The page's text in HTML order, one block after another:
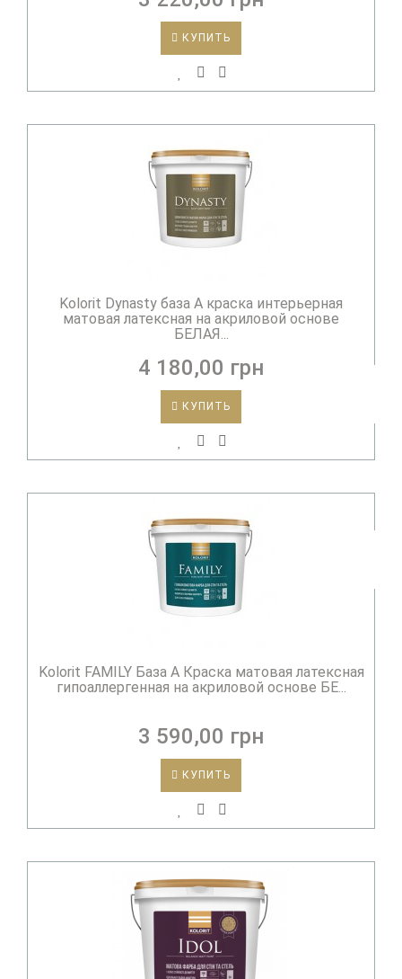
КУПИТЬ
Kolorit Dynasty база А краска интерьерная
матовая латексная на акриловой основе
БЕЛАЯ...
4 180,00 грн
КУПИТЬ
Kolorit FAMILY База А Краска матовая латексная
гипоаллергенная на акриловой основе БЕ...
3 590,00 грн
КУПИТЬ